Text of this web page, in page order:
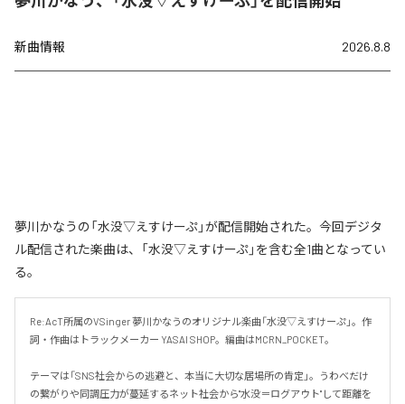
新曲情報 2026.8.8
夢川かなうの「水没▽えすけーぷ」が配信開始された。今回デジタ
ル配信された楽曲は、「水没▽えすけーぷ」を含む全1曲となってい
る。
Re:AcT所属のVSinger 夢川かなうのオリジナル楽曲「水没▽えすけーぷ」。作
詞・作曲はトラックメーカー YASAI SHOP。編曲はMCRN_POCKET。
テーマは「SNS社会からの逃避と、本当に大切な居場所の肯定」。うわべだけ
の繋がりや同調圧力が蔓延するネット社会から"水没＝ログアウト"して距離を